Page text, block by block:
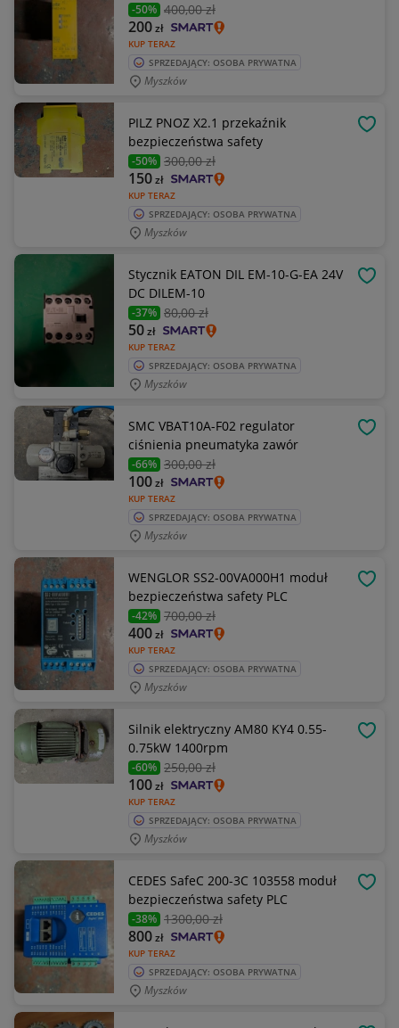
-50% 400,00 zł
KUP TERAZ
200zł
SPRZEDAJĄCY: OSOBA PRYWATNA
Myszków
PILZ PNOZ X2.1 przekaźnik
bezpieczeństwa safety
-50% 300,00 zł
KUP TERAZ
150zł
SPRZEDAJĄCY: OSOBA PRYWATNA
Myszków
Stycznik EATON DIL EM-10-G-EA 24V
DC DILEM-10
-37% 80,00 zł
KUP TERAZ
50zł
SPRZEDAJĄCY: OSOBA PRYWATNA
Myszków
SMC VBAT10A-F02 regulator
ciśnienia pneumatyka zawór
-66% 300,00 zł
KUP TERAZ
100zł
SPRZEDAJĄCY: OSOBA PRYWATNA
Myszków
WENGLOR SS2-00VA000H1 moduł
bezpieczeństwa safety PLC
-42% 700,00 zł
KUP TERAZ
400zł
SPRZEDAJĄCY: OSOBA PRYWATNA
Myszków
Silnik elektryczny AM80 KY4 0.55-
0.75kW 1400rpm
-60% 250,00 zł
KUP TERAZ
100zł
SPRZEDAJĄCY: OSOBA PRYWATNA
Myszków
CEDES SafeC 200-3C 103558 moduł
bezpieczeństwa safety PLC
-38% 1300,00 zł
KUP TERAZ
800zł
SPRZEDAJĄCY: OSOBA PRYWATNA
Myszków